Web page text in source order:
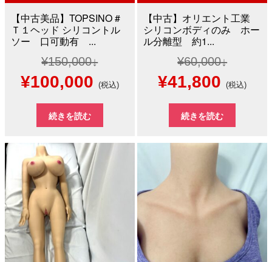
【中古美品】TOPSINO #
Ｔ１ヘッド シリコントル
ソー 口可動有 ...
¥150,000
元
の
価
格
は
¥150,000
で
し
¥100,000現
在
の
価
格
¥100,000
(税込)
続きを読む
【中古】オリエント工業
シリコンボディのみ ホー
ル分離型 約1...
¥60,000
元
の
価
格
は
¥60,000
¥41,800 現
在
の
価
格
は
で
(税込)
続きを読む